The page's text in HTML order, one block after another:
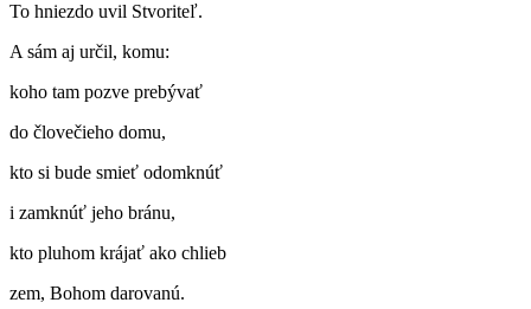
To hniezdo uvil Stvoriteľ.
A sám aj určil, komu:
koho tam pozve prebývať
do človečieho domu,
kto si bude smieť odomknúť
i zamknúť jeho bránu,
kto pluhom krájať ako chlieb
zem, Bohom darovanú.